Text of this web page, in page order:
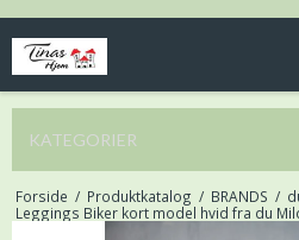
KATEGORIER
Forside / Produktkatalog / BRANDS /
Leggings Biker kort model hvid fra du